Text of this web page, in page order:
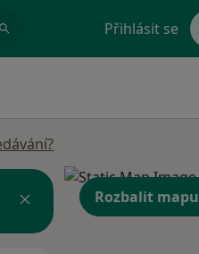
Přihlásit se
Rozbalit mapu